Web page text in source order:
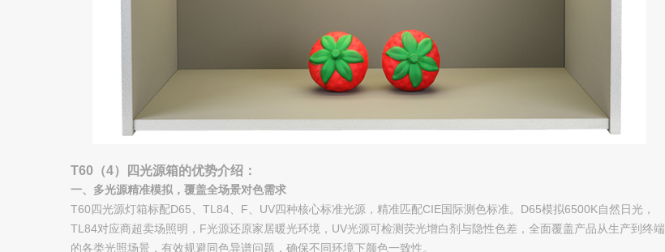
T60（4）四光源箱的优势介绍：
一、多光源精准模拟，覆盖全场景对色需求
T60四光源灯箱标配D65、TL84、F、UV四种核心标准光源，精准匹配CIE国际测色标准。D65模拟6500K自然日光，
TL84对应商超卖场照明，F光源还原家居暖光环境，UV光源可检测荧光增白剂与隐性色差，全面覆盖产品从生产到终端
的各类光照场景，有效规避同色异谱问题，确保不同环境下颜色一致性。